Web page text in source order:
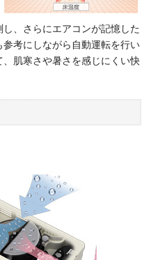
、さらにエアコンが記憶した
考にしながら自動運転を行い
肌寒さや暑さを感じにくい快